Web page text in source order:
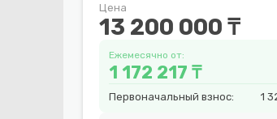
Цена
13 200 000 ₸
Ежемесячно от:
1 172 217 ₸
Первоначальный взнос: 1